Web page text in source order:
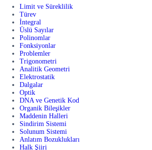
Limit ve Süreklilik
Türev
İntegral
Üslü Sayılar
Polinomlar
Fonksiyonlar
Problemler
Trigonometri
Analitik Geometri
Elektrostatik
Dalgalar
Optik
DNA ve Genetik Kod
Organik Bileşikler
Maddenin Halleri
Sindirim Sistemi
Solunum Sistemi
Anlatım Bozuklukları
Halk Şiiri